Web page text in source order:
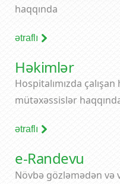
haqqında
ətraflı
Həkimlər
Hospitalımızda
mütəxəssislər
ətraflı
e-Randevu
Növbə gözləmədən və